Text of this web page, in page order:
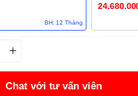
BH: 12 Tháng
Chat với tư vấn viên